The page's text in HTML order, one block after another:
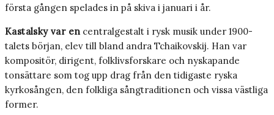
första gången spelades in på skiva i januari i år.
Kastalsky var en centralgestalt i rysk musik under 1900-
talets början, elev till bland andra Tchaikovskij. Han var
kompositör, dirigent, folklivsforskare och nyskapande
tonsättare som tog upp drag från den tidigaste ryska
kyrkosången, den folkliga sångtraditionen och vissa västliga
former.